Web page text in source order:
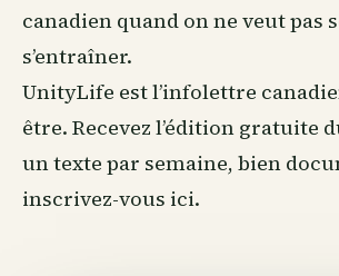
canadien quand on ne veut pas
s’entraîner.
UnityLife est l’infolettre
être. Recevez l’édition gratuite
un texte par semaine, bien
inscrivez-vous ici.